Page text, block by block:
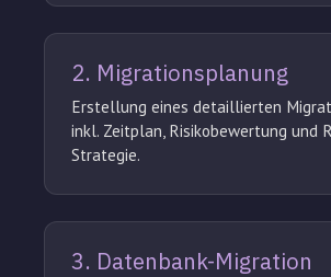
2. Migrationsplanung
Erstellung eines detaillierten
inkl. Zeitplan, Risikobewertung und
Strategie.
3. Datenbank-Migration